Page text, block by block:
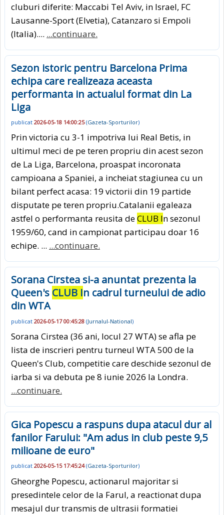
cluburi diferite: Maccabi Tel Aviv, in Israel, FC
Lausanne-Sport (Elvetia), Catanzaro si Empoli
(Italia).... ...continuare.
Sezon istoric pentru Barcelona Prima
echipa care realizeaza aceasta
performanta in actualul format din La
Liga
publicat 2026-05-18 14:00:25(Gazeta-Sporturilor)
Prin victoria cu 3-1 impotriva lui Real Betis, in
ultimul meci de pe teren propriu din acest sezon
de La Liga, Barcelona, proaspat incoronata
campioana a Spaniei, a incheiat stagiunea cu un
bilant perfect acasa: 19 victorii din 19 partide
disputate pe teren propriu.Catalanii egaleaza
astfel o performanta reusita deCLUB In sezonul
1959/60, cand in campionat participau doar 16
echipe. ... ...continuare.
Sorana Cirstea si-a anuntat prezenta la
Queen's CLUB In cadrul turneului de adio
din WTA
publicat 2026-05-17 00:45:28 (Jurnalul-National)
Sorana Cirstea (36 ani, locul 27 WTA) se afla pe
lista de inscrieri pentru turneul WTA 500 de la
Queen's Club, competitie care deschide sezonul de
iarba si va debuta pe 8 iunie 2026 la Londra.
...continuare.
Gica Popescu a raspuns dupa atacul dur al
fanilor Farului: "Am adus in club peste 9,5
milioane de euro"
publicat 2026-05-15 17:45:24(Gazeta-Sporturilor)
Gheorghe Popescu, actionarul majoritar si
presedintele celor de la Farul, a reactionat dupa
mesajul dur transmis de ultrasii formatiei